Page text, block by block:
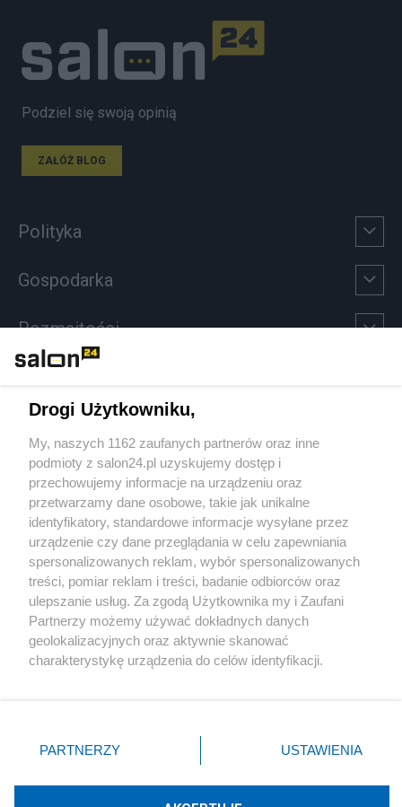
Podziel się swoją opinią
ZAŁÓŻ BLOG
Polityka
Gospodarka
Rozmaitości
Sport
Społeczeństwo
Kultura
X Facebook Instagram Youtube
Drogi Użytkowniku,
My, naszych 1162 zaufanych partnerów oraz inne
podmioty z salon24.pl uzyskujemy dostęp i
przechowujemy informacje na urządzeniu oraz
przetwarzamy dane osobowe, takie jak unikalne
identyfikatory, standardowe informacje wysyłane przez
urządzenie czy dane przeglądania w celu zapewniania
spersonalizowanych reklam, wybór spersonalizowanych
treści, pomiar reklam i treści, badanie odbiorców oraz
ulepszanie usług. Za zgodą Użytkownika my i Zaufani
Partnerzy możemy używać dokładnych danych
geolokalizacyjnych oraz aktywnie skanować
charakterystykę urządzenia do celów identyfikacji.
zmienić/wycofać klikając przycisk ustawień prywatności
znajdujący się w lewym dolnym rogu strony
rodzaje przetwarzania danych nie wymagają zgody
użytkownika, ale masz prawo sprzeciwić się takiemu
PARTNERZY USTAWIENIA